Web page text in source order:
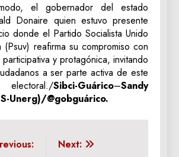
el gobernador del estado
Donaire quien estuvo presente
donde el Partido Socialista Unido
reafirma su compromiso con
y protagónica, invitando
a ser parte activa de este
Sibci-Guárico–Sandy
Unerg)/@gobguárico.
Next: